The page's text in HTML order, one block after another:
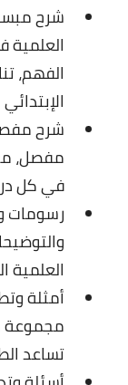
شرح
الفهم،
الإبتدائي
شرح
مفصل،
في كل
رسومات
أمثلة
مجموعة
تساعد